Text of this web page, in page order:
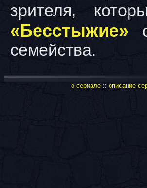
зрителя,
«Бесстыжие»
семейства.
о сериале:: описание